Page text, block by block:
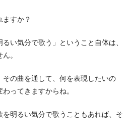
ますか？
い気分で歌う」ということ自体は、
。
その曲を通して、何を表現したいの
ってきますからね。
明るい気分で歌うこともあれば、そ